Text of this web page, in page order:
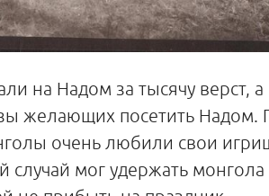
на Надом за тысячу верст,
желающих посетить
очень любили свои
случай мог удержать монгола